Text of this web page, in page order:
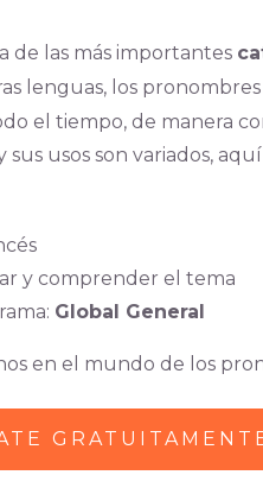
de las más importantes
lenguas, los
el tiempo, de manera
usos son variados,
y comprender el tema
Global General
en el mundo de los